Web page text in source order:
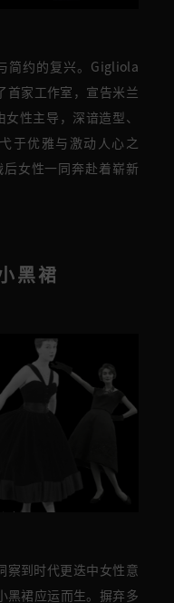
简约的复兴。Gigliola
首家工作室，宣告米兰
性主导，深谙造型、
于优雅与激动人心之
女性一同奔赴着崭新
黑裙
察到时代更迭中女性意
黑裙应运而生。摒弃多